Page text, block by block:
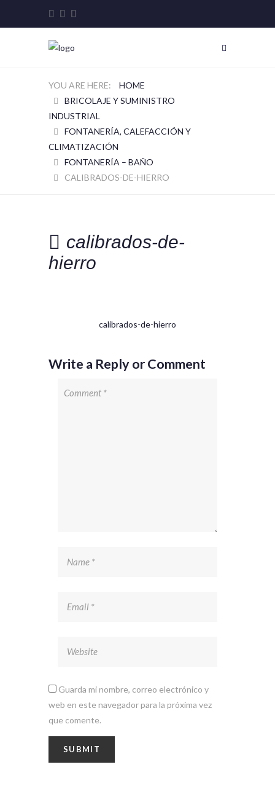
HOME
BRICOLAJE Y SUMINISTRO
INDUSTRIAL
FONTANERÍA, CALEFACCIÓN Y
CLIMATIZACIÓN
FONTANERÍA – BAÑO
CALIBRADOS-DE-HIERRO
calibrados-de-
hierro
calibrados-de-hierro
Write a Reply or Comment
Guarda mi nombre, correo electrónico y
web en este navegador para la próxima vez
que comente.